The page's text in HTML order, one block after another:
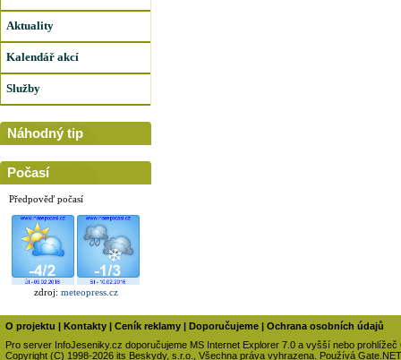
Aktuality
Kalendář akcí
Služby
Náhodný tip
Počasí
Předpověď počasí
zdroj: meteopress.cz
O projektu Kontakty Ceník reklamy Doporučujeme
Ochrana osobních údajů
Pro server InfoJeseniky.cz doporučujeme MS Internet Explorer 7.0 a vyšší nebo prohlížeč
Copyright (C) 1998-2026 its Beskydy, s.r.o., Všechna práva vyhrazena. Používá